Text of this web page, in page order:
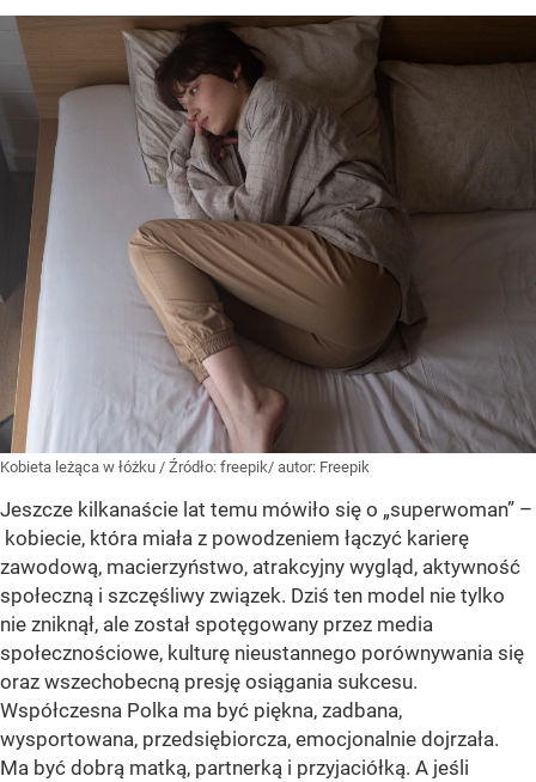
Kobieta leżąca w łóżku / Źródło: freepik/ autor: Freepik
Jeszcze kilkanaście lat temu mówiło się o „superwoman” –
kobiecie, która miała z powodzeniem łączyć karierę
zawodową, macierzyństwo, atrakcyjny wygląd, aktywność
społeczną i szczęśliwy związek. Dziś ten model nie tylko
nie zniknął, ale został spotęgowany przez media
społecznościowe, kulturę nieustannego porównywania się
oraz wszechobecną presję osiągania sukcesu.
Współczesna Polka ma być piękna, zadbana,
wysportowana, przedsiębiorcza, emocjonalnie dojrzała.
Ma być dobrą matką, partnerką i przyjaciółką. A jeśli